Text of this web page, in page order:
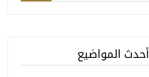
أحدث المواضيع